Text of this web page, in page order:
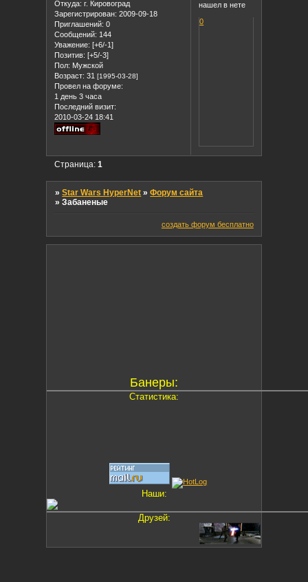
Откуда: г. Кировоград
Зарегистрирован: 2009-09-18
Приглашений: 0
Сообщений: 144
Уважение: [+6/-1]
Позитив: [+5/-3]
Пол: Мужской
Возраст: 31[1995-03-28]
Провел на форуме:
1 день 3 часа
Последний визит:
2010-03-24 18:41
нашел в нете
0
Страница:1
»Star Wars HyperNet »Форум сайта
»Забаненые
создать форум бесплатно
Банеры:
Статистика:
Наши:
Друзей: